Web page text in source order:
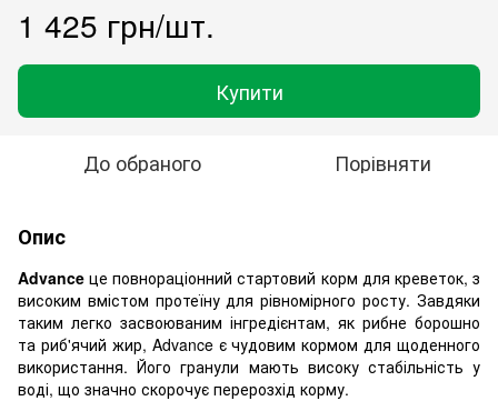
1 425 грн/шт.
Купити
До обраного Порівняти
Опис
Advanceце повнораціонний стартовий корм для креветок, з
високим вмістом протеїну для рівномірного росту. Завдяки
таким легко засвоюваним інгредієнтам, як рибне борошно
та риб'ячий жир, Advance є чудовим кормом для щоденного
використання. Його гранули мають високу стабільність у
воді, що значно скорочує перерозхід корму.